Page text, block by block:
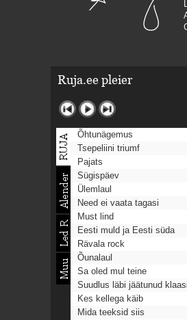
Ruja.ee pleier
Õhtunägemus
Tsepeliini triumf
Pajats
Sügispäev
Ülemlaul
Need ei vaata tagasi
Must lind
Eesti muld ja Eesti süda
Rävala rock
Õunalaul
Sa oled mul teine
Suudlus läbi jäätunud klaasi
Kes kellega käib
Mida teeksid siis